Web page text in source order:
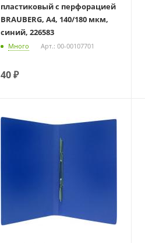
пластиковый с перфорацией
BRAUBERG, А4, 140/180 мкм,
синий, 226583
Много Арт.: 00-00107701
40₽